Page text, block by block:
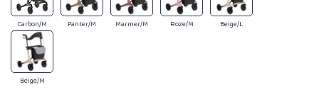
Carbon/M Panter/M Marmer/M Roze/M Beige/L
Beige/M